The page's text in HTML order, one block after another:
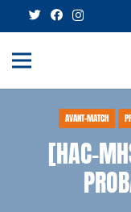
AVANT-MATCH
[HAC-